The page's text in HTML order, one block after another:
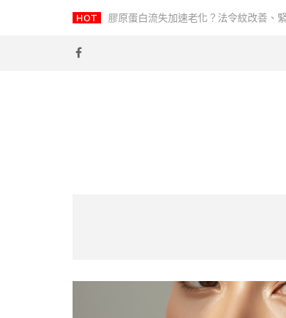
HOT 無針埋線價錢 202-